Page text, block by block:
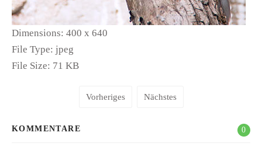
Dimensions: 400 x 640
File Type: jpeg
File Size: 71 KB
Vorheriges Nächstes
KOMMENTARE 0